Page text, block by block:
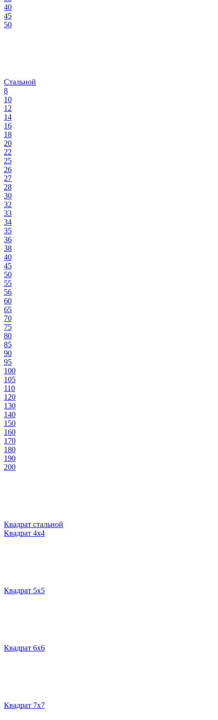
40
45
50
Стальной
8
10
12
14
16
18
20
22
25
26
27
28
30
32
33
34
35
36
38
40
45
50
55
56
60
65
70
75
80
85
90
95
100
105
110
120
130
140
150
160
170
180
190
200
Квадрат стальной
Квадрат 4х4
Квадрат 5х5
Квадрат 6х6
Квадрат 7х7